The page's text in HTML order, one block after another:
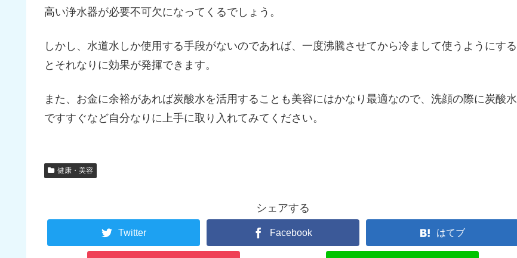
高い浄水器が必要不可欠になってくるでしょう。
しかし、水道水しか使用する手段がないのであれば、一度沸騰させてから冷まして使うようにする
とそれなりに効果が発揮できます。
また、お金に余裕があれば炭酸水を活用することも美容にはかなり最適なので、洗顔の際に炭酸水
ですすぐなど自分なりに上手に取り入れてみてください。
健康・美容
シェアする
Twitter Facebook はてブ